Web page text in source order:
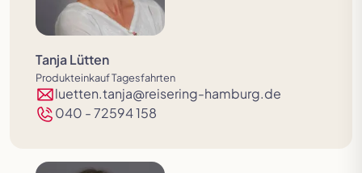
Tanja Lütten
Produkteinkauf Tagesfahrten
luetten.tanja@reisering-hamburg.de
040 - 72594 158